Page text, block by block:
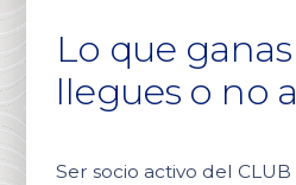
Lo que
llegues o no
Ser socio activo del CLUB